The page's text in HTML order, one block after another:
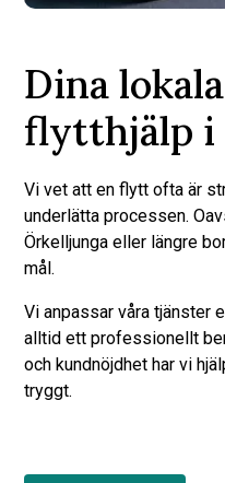
Dina
flytthjälp i
Vi vet att en flytt ofta är
underlätta processen.
Örkelljunga eller längre
mål.
Vi anpassar våra tjänster
alltid ett professionellt
och kundnöjdhet har vi
tryggt.